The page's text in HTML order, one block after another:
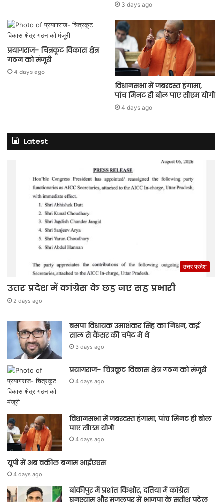
3 days ago
प्रयागराज- चित्रकूट विकास क्षेत्र
गठन को मंजूरी
4 days ago
विधानसभा में जबरदस्त हंगामा,
पांच मिनट ही बोल पाए सीएम योगी
4 days ago
Latest
उत्तर प्रदेश
उत्तर प्रदेश में कांग्रेस के छह नए सह प्रभारी
2 days ago
बसपा विधायक उमाशंकर सिंह का निधन, कई
साल से कैंसर की चपेट में थे
3 days ago
प्रयागराज- चित्रकूट विकास क्षेत्र गठन को मंजूरी
4 days ago
विधानसभा में जबरदस्त हंगामा, पांच मिनट ही बोल
पाए सीएम योगी
4 days ago
यूपी में अब वकील बनाम आईएएस
4 days ago
बांकीपुर में प्रशांत किशोर, दतिया में कांग्रेस
घनश्याम और मंजलपुर में भाजपा के सतीश पटेल